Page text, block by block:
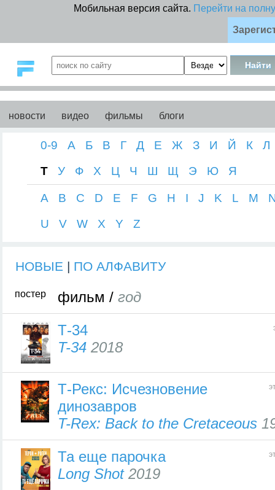
Мобильная версия сайта. Перейти на
новости видео фильмы блоги
0-9 А Б В Г Д Е Ж З И Й К
Л
Т
У Ф Х Ц Ч Ш Щ Э Ю Я
A B C D E F G H I J K L M
U
V W X Y Z
НОВЫЕ | ПО АЛФАВИТУ
постер фильм / год
Т-34
T-34 2018
Т-Рекс: Исчезновение
динозавров
T-Rex: Back to the Cretaceous
Та еще парочка
Long Shot2019